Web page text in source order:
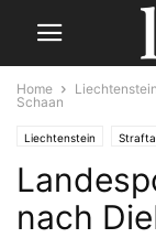
Home Liechtenstein
Schaan
Liechtenstein
nach